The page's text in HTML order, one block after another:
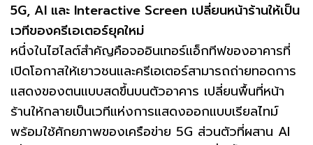
5G, AI และ Interactive Screen เปลี่ยนหน้าร้านให้เป็น
เวทีของครีเอเตอร์ยุคใหม่
หนึ่งในไฮไลต์สำคัญคือจออินเทอร์แอ็กทีฟของอาคารที่
เปิดโอกาสให้เยาวชนและครีเอเตอร์สามารถถ่ายทอดการ
แสดงของตนแบบสดขึ้นบนตัวอาคาร เปลี่ยนพื้นที่หน้า
ร้านให้กลายเป็นเวทีแห่งการแสดงออกแบบเรียลไทม์
พร้อมใช้ศักยภาพของเครือข่าย 5G ส่วนตัวที่ผสาน AI